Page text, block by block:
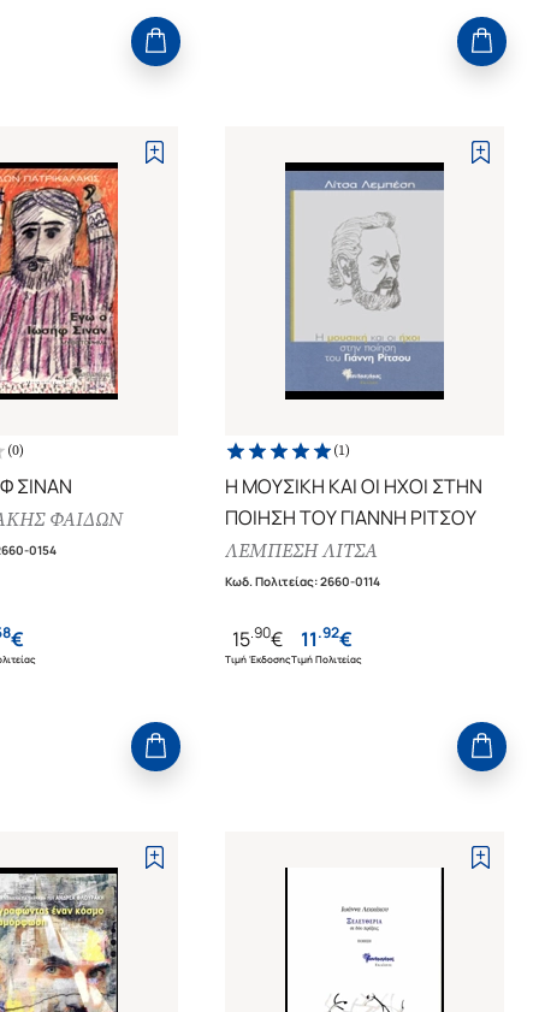
(0)
ΣΙΝΑΝ
ΦΑΙΔΩΝ
0154
€
(1)
Η ΜΟΥΣΙΚΗ ΚΑΙ ΟΙ ΗΧΟΙ ΣΤΗΝ
ΠΟΙΗΣΗ ΤΟΥ ΓΙΑΝΝΗ ΡΙΤΣΟΥ
ΛΕΜΠΕΣΗ ΛΙΤΣΑ
Κωδ. Πολιτείας:2660-0114
15.90€
Τιμή Έκδοσης
11.92€
Τιμή Πολιτείας